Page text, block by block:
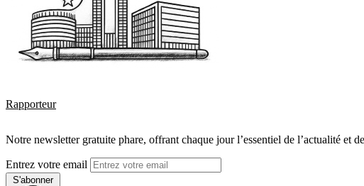
Rapporteur
Notre newsletter gratuite phare, offrant chaque jour l’essentiel de l’actualité et
Entrez votre email
S'abonner